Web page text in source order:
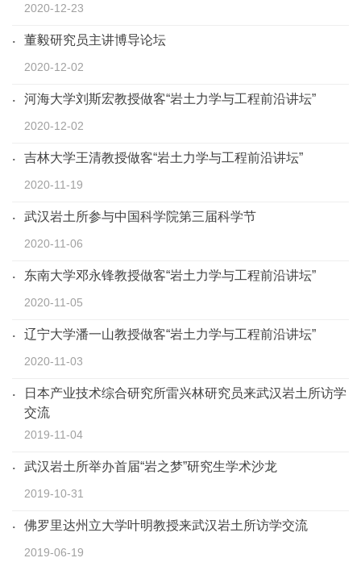
2020-12-23
董毅研究员主讲博导论坛
2020-12-02
河海大学刘斯宏教授做客“岩土力学与工程前沿讲坛”
2020-12-02
吉林大学王清教授做客“岩土力学与工程前沿讲坛”
2020-11-19
武汉岩土所参与中国科学院第三届科学节
2020-11-06
东南大学邓永锋教授做客“岩土力学与工程前沿讲坛”
2020-11-05
辽宁大学潘一山教授做客“岩土力学与工程前沿讲坛”
2020-11-03
日本产业技术综合研究所雷兴林研究员来武汉岩土所访学
交流
2019-11-04
武汉岩土所举办首届“岩之梦”研究生学术沙龙
2019-10-31
佛罗里达州立大学叶明教授来武汉岩土所访学交流
2019-06-19